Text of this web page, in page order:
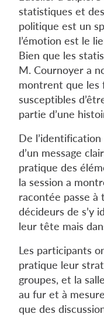
statistiques et
politique est un
l’émotion est le
Bien que les
M. Cournoyer a
montrent que les
susceptibles
partie d’une
De
d’un message
pratique des
la session a
racontée passe
décideurs de s’y
leur tête mais
Les participants
pratique leur
groupes, et la
au fur et à
que des